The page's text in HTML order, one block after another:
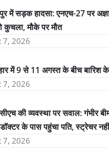
में सड़क हादसा: एनएच-27 पर
कुचला, मौके पर मौत
7, 2026
में 9 से 11 अगस्त के बीच बारिश
7, 2026
की व्यवस्था पर सवाल: गंभीर
के पास पहुंचा पति, स्ट्रेचर
7, 2026